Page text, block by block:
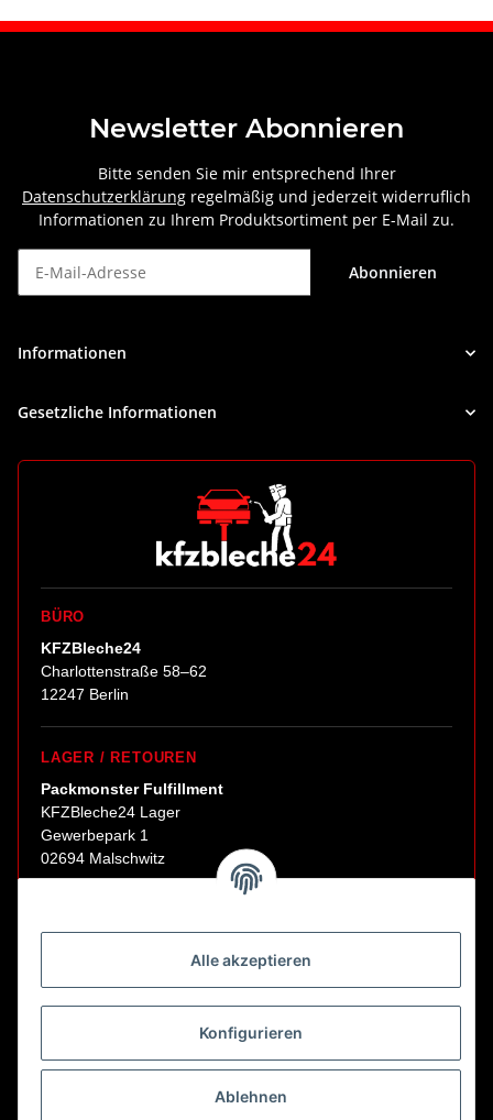
Alle akzeptieren
Konfigurieren
Ablehnen
Newsletter Abonnieren
Bitte senden Sie mir entsprechend Ihrer
Datenschutzerklärung regelmäßig und jederzeit widerruflich
Informationen zu Ihrem Produktsortiment per E-Mail zu.
Abonnieren
Informationen
Gesetzliche Informationen
BÜRO
KFZBleche24
Charlottenstraße 58–62
12247 Berlin
LAGER / RETOUREN
Packmonster Fulfillment
KFZBleche24 Lager
Gewerbepark 1
02694 Malschwitz
Abholungen nur nach Terminvereinbarung.
E-Mail:sales@kfzbleche24.de
Vertrag widerrufen